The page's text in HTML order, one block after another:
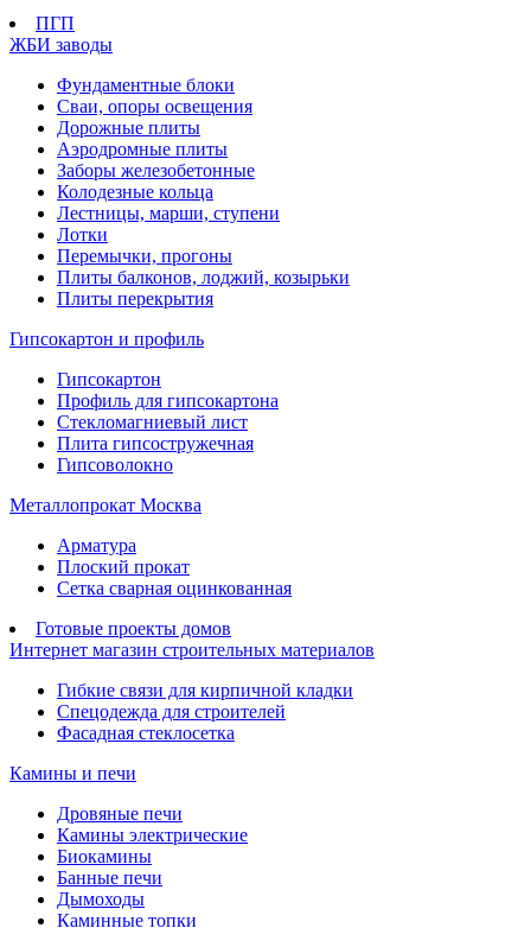
ПГП
ЖБИ заводы
Фундаментные блоки
Сваи, опоры освещения
Дорожные плиты
Аэродромные плиты
Заборы железобетонные
Колодезные кольца
Лестницы, марши, ступени
Лотки
Перемычки, прогоны
Плиты балконов, лоджий, козырьки
Плиты перекрытия
Гипсокартон и профиль
Гипсокартон
Профиль для гипсокартона
Стекломагниевый лист
Плита гипсостружечная
Гипсоволокно
Металлопрокат Москва
Арматура
Плоский прокат
Сетка сварная оцинкованная
Готовые проекты домов
Интернет магазин строительных материалов
Гибкие связи для кирпичной кладки
Спецодежда для строителей
Фасадная стеклосетка
Камины и печи
Дровяные печи
Камины электрические
Биокамины
Банные печи
Дымоходы
Каминные топки